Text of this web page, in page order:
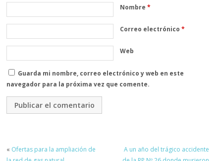
Nombre*
Correo electrónico*
Web
Guarda mi nombre, correo electrónico y web en este
navegador para la próxima vez que comente.
« Ofertas para la ampliación de
A un año del trágico accidente